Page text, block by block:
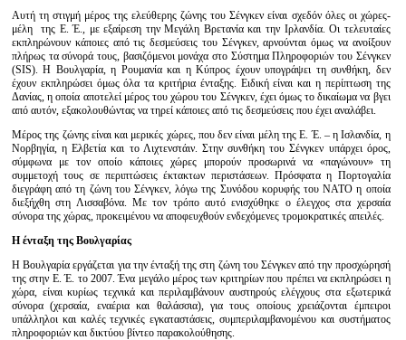
Αυτή τη στιγμή μέρος της ελεύθερης ζώνης του Σένγκεν είναι σχεδόν όλες οι χώρες-
μέλη της Ε. Έ., με εξαίρεση την Μεγάλη Βρετανία και την Ιρλανδία. Οι τελευταίες
εκπληρώνουν κάποιες από τις δεσμεύσεις του Σένγκεν, αρνούνται όμως να ανοίξουν
πλήρως τα σύνορά τους, βασιζόμενοι μονάχα στο Σύστημα Πληροφοριών του Σένγκεν
(SIS). Η Βουλγαρία, η Ρουμανία και η Κύπρος έχουν υπογράψει τη συνθήκη, δεν
έχουν εκπληρώσει όμως όλα τα κριτήρια ένταξης. Ειδική είναι και η περίπτωση της
Δανίας, η οποία αποτελεί μέρος του χώρου του Σένγκεν, έχει όμως το δικαίωμα να βγει
από αυτόν, εξακολουθώντας να τηρεί κάποιες από τις δεσμεύσεις που έχει αναλάβει.
Μέρος της ζώνης είναι και μερικές χώρες, που δεν είναι μέλη της Ε. Έ. – η Ισλανδία, η
Νορβηγία, η Ελβετία και το Λιχτενστάιν. Στην συνθήκη του Σένγκεν υπάρχει όρος,
σύμφωνα με τον οποίο κάποιες χώρες μπορούν προσωρινά να «παγώνουν» τη
συμμετοχή τους σε περιπτώσεις έκτακτων περιστάσεων. Πρόσφατα η Πορτογαλία
διεγράφη από τη ζώνη του Σένγκεν, λόγω της Συνόδου κορυφής του ΝΑΤΟ η οποία
διεξήχθη στη Λισσαβόνα. Με τον τρόπο αυτό ενισχύθηκε ο έλεγχος στα χερσαία
σύνορα της χώρας, προκειμένου να αποφευχθούν ενδεχόμενες τρομοκρατικές απειλές.
Η ένταξη της Βουλγαρίας
Η Βουλγαρία εργάζεται για την ένταξή της στη ζώνη του Σένγκεν από την προσχώρησή
της στην Ε. Έ. το 2007. Ένα μεγάλο μέρος των κριτηρίων που πρέπει να εκπληρώσει η
χώρα, είναι κυρίως τεχνικά και περιλαμβάνουν αυστηρούς ελέγχους στα εξωτερικά
σύνορα (χερσαία, εναέρια και θαλάσσια), για τους οποίους χρειάζονται έμπειροι
υπάλληλοι και καλές τεχνικές εγκαταστάσεις, συμπεριλαμβανομένου και συστήματος
πληροφοριών και δικτύου βίντεο παρακολούθησης.